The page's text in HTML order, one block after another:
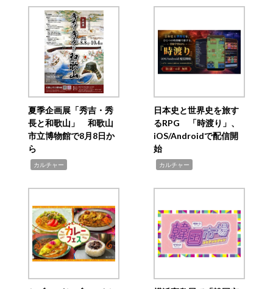
夏季企画展「秀吉・秀
長と和歌山」 和歌山
市立博物館で8月8日か
ら
カルチャー
日本史と世界史を旅す
るRPG 「時渡り」、
iOS/Androidで配信開
始
カルチャー